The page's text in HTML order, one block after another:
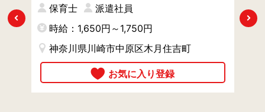
Previous
ービスあり
保育士
派遣社員
時給：1,650円～1,750円
神奈川県川崎市中原区木月住吉町
Next